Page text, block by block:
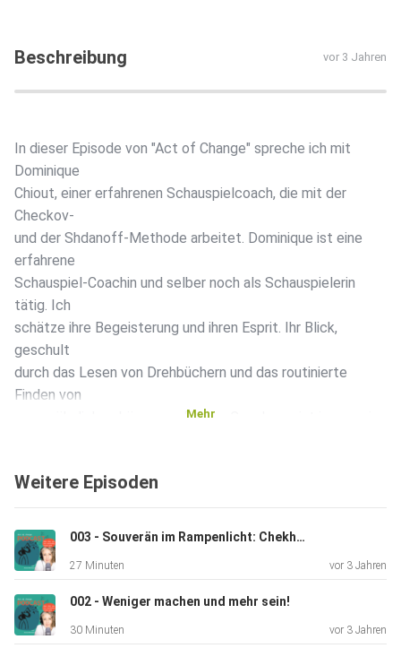
Beschreibung vor 3 Jahren
In dieser Episode von "Act of Change" spreche ich mit
Dominique
Chiout, einer erfahrenen Schauspielcoach, die mit der
Checkov-
und der Shdanoff-Methode arbeitet. Dominique ist eine
erfahrene
Schauspiel-Coachin und selber noch als Schauspielerin
tätig. Ich
schätze ihre Begeisterung und ihren Esprit. Ihr Blick,
geschult
durch das Lesen von Drehbüchern und das routinierte
Finden von
ungewöhnlichen Lösungen für ihre Coachees, ist immer eine
entfalten
Ziele zu
erreichen. Wir sprechen darüber, wie du Auftrittsangst und
Lampenfieber überwinden und dich auf das konzentrieren
kannst,
was du wirklich erreichen möchtest. Dominique gibt uns
Mehr
Weitere Episoden
003 - Souverän im Rampenlicht: Chekhov Technik für Business Auftritte
27 Minuten vor 3 Jahren
002 - Weniger machen und mehr sein!
30 Minuten vor 3 Jahren